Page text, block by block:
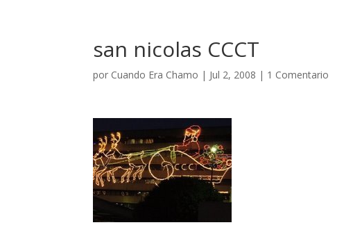
san nicolas CCCT
por Cuando Era Chamo | Jul 2, 2008 | 1 Comentario